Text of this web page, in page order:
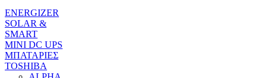
ENERGIZER
SOLAR &
SMART
MINI DC UPS
MΠΑΤΑΡΙΕΣ
TOSHIBA